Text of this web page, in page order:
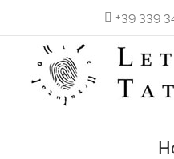
contenuto
+39 339